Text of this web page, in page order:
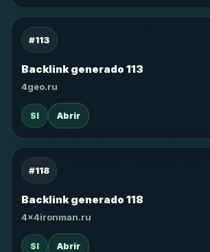
#113
Backlink generado 113
4geo.ru
SI Abrir
#118
Backlink generado 118
4x4ironman.ru
SI Abrir